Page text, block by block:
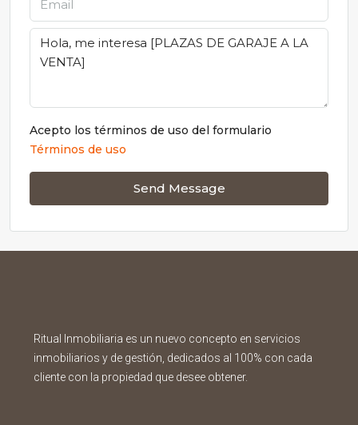
Acepto los términos de uso del formulario
Términos de uso
Send Message
Ritual Inmobiliaria es un nuevo concepto en servicios
inmobiliarios y de gestión, dedicados al 100% con cada
cliente con la propiedad que desee obtener.